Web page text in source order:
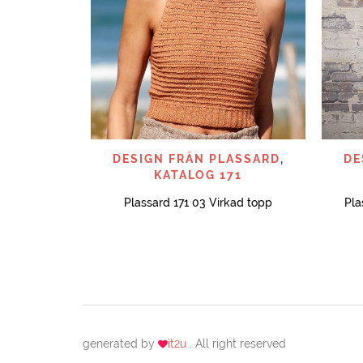
SNABBTITT
DESIGN FRÅN PLASSARD,
KATALOG 171
Plassard 171 03 Virkad topp
generated by it2u . All right reserved